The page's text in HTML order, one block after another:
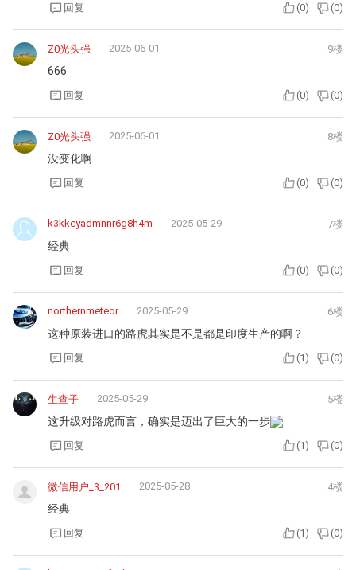
回复 (0) (0)
Z0光头强 2025-06-01 9楼
666
回复 (0) (0)
Z0光头强 2025-06-01 8楼
没变化啊
回复 (0) (0)
k3kkcyadmnnr6g8h4m 2025-05-29 7楼
经典
回复 (0) (0)
northernmeteor 2025-05-29 6楼
这种原装进口的路虎其实是不是都是印度生产的啊？
回复 (1 ) (0)
生查子 2025-05-29 5楼
这升级对路虎而言，确实是迈出了巨大的一步
回复 (1 ) (0)
微信用户_3_201 2025-05-28 4楼
经典
回复 (1 ) (0)